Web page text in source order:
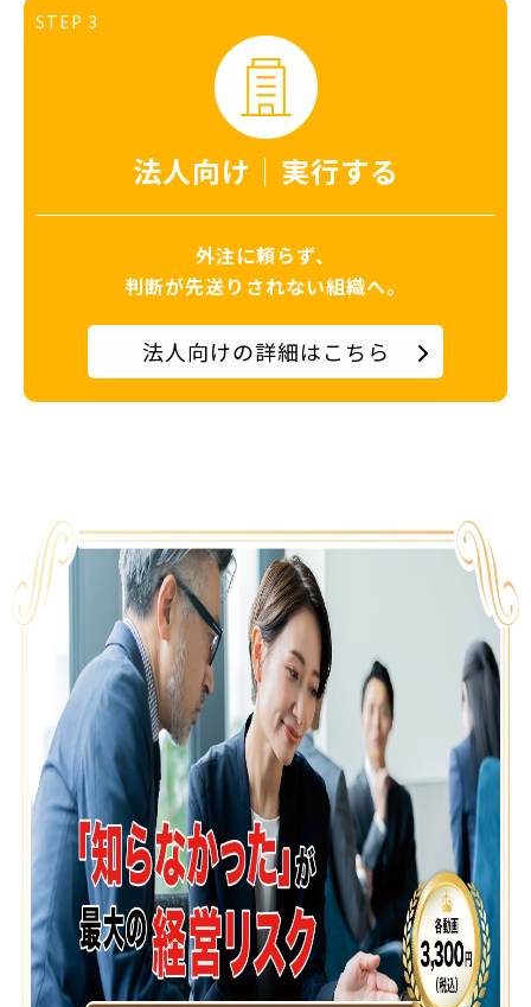
STEP 3
法人向け｜実行する
外注に頼らず、
判断が先送りされない組織へ。
法人向けの詳細はこちら